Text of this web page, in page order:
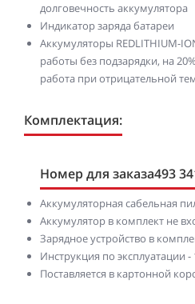
долговечность аккумулятора
Индикатор заряда батареи
Аккумуляторы REDLITHIUM-
работы без подзарядки, на
работа при отрицательной
Комплектация:
Номер для заказа493
Аккумуляторная сабельная
Аккумулятор в комплект не
Зарядное устройство в
Инструкция по эксплуатации -
Поставляется в картонной